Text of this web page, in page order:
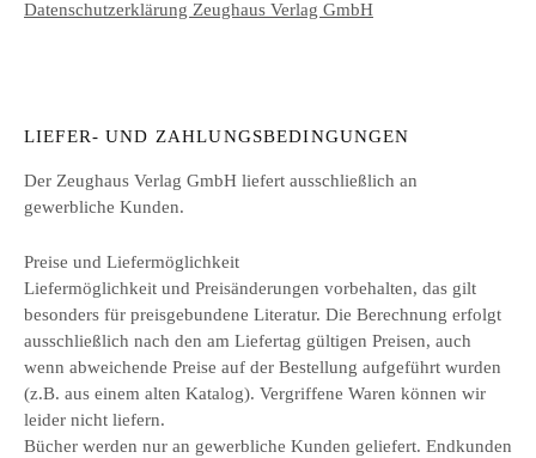
Datenschutzerklärung Zeughaus Verlag GmbH
LIEFER- UND ZAHLUNGSBEDINGUNGEN
Der Zeughaus Verlag GmbH liefert ausschließlich an
gewerbliche Kunden.
Preise und Liefermöglichkeit
Liefermöglichkeit und Preisänderungen vorbehalten, das gilt
besonders für preisgebundene Literatur. Die Berechnung erfolgt
ausschließlich nach den am Liefertag gültigen Preisen, auch
wenn abweichende Preise auf der Bestellung aufgeführt wurden
(z.B. aus einem alten Katalog). Vergriffene Waren können wir
leider nicht liefern.
Bücher werden nur an gewerbliche Kunden geliefert. Endkunden